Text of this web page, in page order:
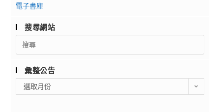
電子書庫
搜尋網站
Search
for:
彙整公告
整
選取月份